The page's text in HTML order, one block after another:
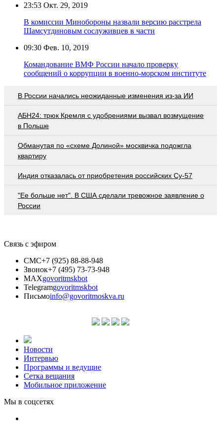
23:53 Окт. 29, 2019
В комиссии Минобороны назвали версию расстрела
Шамсутдиновым сослуживцев в части
09:30 Фев. 10, 2019
Командование ВМФ России начало проверку
сообщений о коррупции в военно-морском институте
В России начались неожиданные изменения из-за ИИ
АБН24: трюк Кремля с удобрениями вызвал возмущение
в Польше
Обманутая по «схеме Долиной» москвичка подожгла
квартиру
Индия отказалась от приобретения российских Су-57
"Ее больше нет". В США сделали тревожное заявление о
России
Связь с эфиром
СМС+7 (925) 88-88-948
Звонок+7 (495) 73-73-948
MAXgovoritmskbot
Telegramgovoritmskbot
Письмоinfo@govoritmoskva.ru
Новости
Интервью
Программы и ведущие
Сетка вещания
Мобильное приложение
Мы в соцсетях